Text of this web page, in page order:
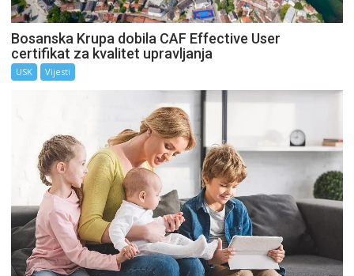
Bosanska Krupa dobila CAF Effective User
certifikat za kvalitet upravljanja
USK Vijesti